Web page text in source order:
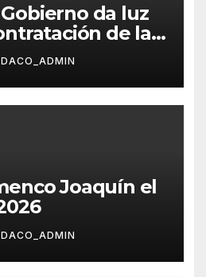
da luz
de las
del
Joaquín el